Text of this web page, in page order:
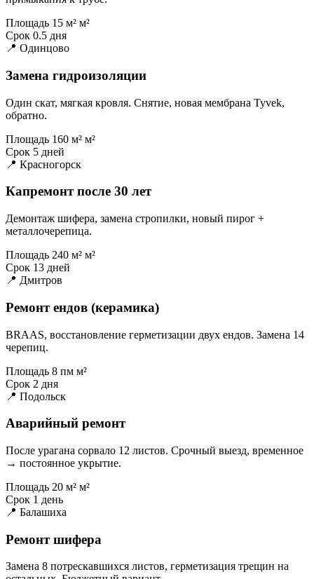
Площадь 15 м² м²
Срок 0.5 дня
📍 Одинцово
Замена гидроизоляции
Один скат, мягкая кровля. Снятие, новая мембрана Tyvek,
обратно.
Площадь 160 м² м²
Срок 5 дней
📍 Красногорск
Капремонт после 30 лет
Демонтаж шифера, замена стропилки, новый пирог +
металлочерепица.
Площадь 240 м² м²
Срок 13 дней
📍 Дмитров
Ремонт ендов (керамика)
BRAAS, восстановление герметизации двух ендов. Замена 14
черепиц.
Площадь 8 пм м²
Срок 2 дня
📍 Подольск
Аварийный ремонт
После урагана сорвало 12 листов. Срочный выезд, временное
→ постоянное укрытие.
Площадь 20 м² м²
Срок 1 день
📍 Балашиха
Ремонт шифера
Замена 8 потрескавшихся листов, герметизация трещин на